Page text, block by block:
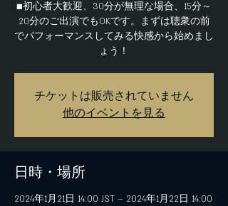
■初心者大歓迎、30分が無理な場合、15分～
20分のご出演でもOKです。まずは聴衆の前
でパフォーマンスしてみる快感から始めまし
ょう！
チケットは販売されていません
他のイベントを見る
日時・場所
2024年1月21日 14:00 JST – 2024年1月22日 14:00